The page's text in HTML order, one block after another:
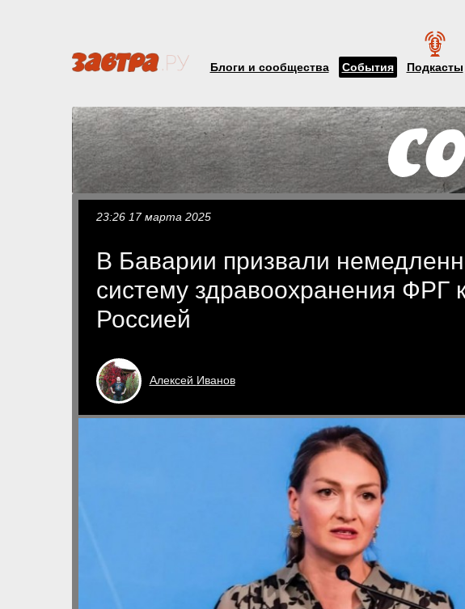
Блоги и сообщества События Подкасты
23:26 17 марта 2025
В Баварии призвали
систему здравоохранения ФРГ
Россией
Алексей Иванов